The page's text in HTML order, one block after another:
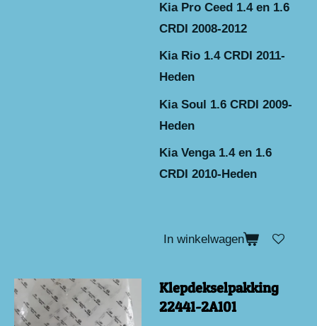
Kia Pro Ceed 1.4 en 1.6
CRDI 2008-2012
Kia Rio 1.4 CRDI 2011-
Heden
Kia Soul 1.6 CRDI 2009-
Heden
Kia Venga 1.4 en 1.6
CRDI 2010-Heden
In winkelwagen
Klepdekselpakking
22441-2A101